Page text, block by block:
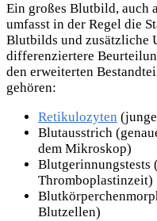
Ein großes Blutbild, auch
umfasst in der Regel die
Blutbilds und zusätzliche
differenziertere
den erweiterten
gehören:
Retikulozyten
Blutausstrich
dem Mikroskop)
Blutgerinnungstests
Thromboplastinzeit)
Blutzellen)